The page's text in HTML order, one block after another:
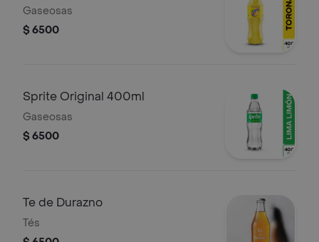
Gaseosas
$ 6500
Sprite Original 400ml
Gaseosas
$ 6500
Te de Durazno
Tés